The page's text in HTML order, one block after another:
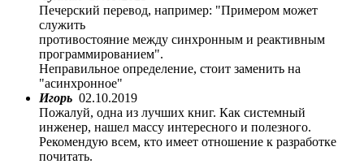
Печерский перевод, например: "Примером может
служить
противостояние между синхронным и реактивным
программированием".
Неправильное определение, стоит заменить на
"асинхронное"
Игорь 02.10.2019
Пожалуй, одна из лучших книг. Как системный
инженер, нашел массу интересного и полезного.
Рекомендую всем, кто имеет отношение к разработке
почитать.